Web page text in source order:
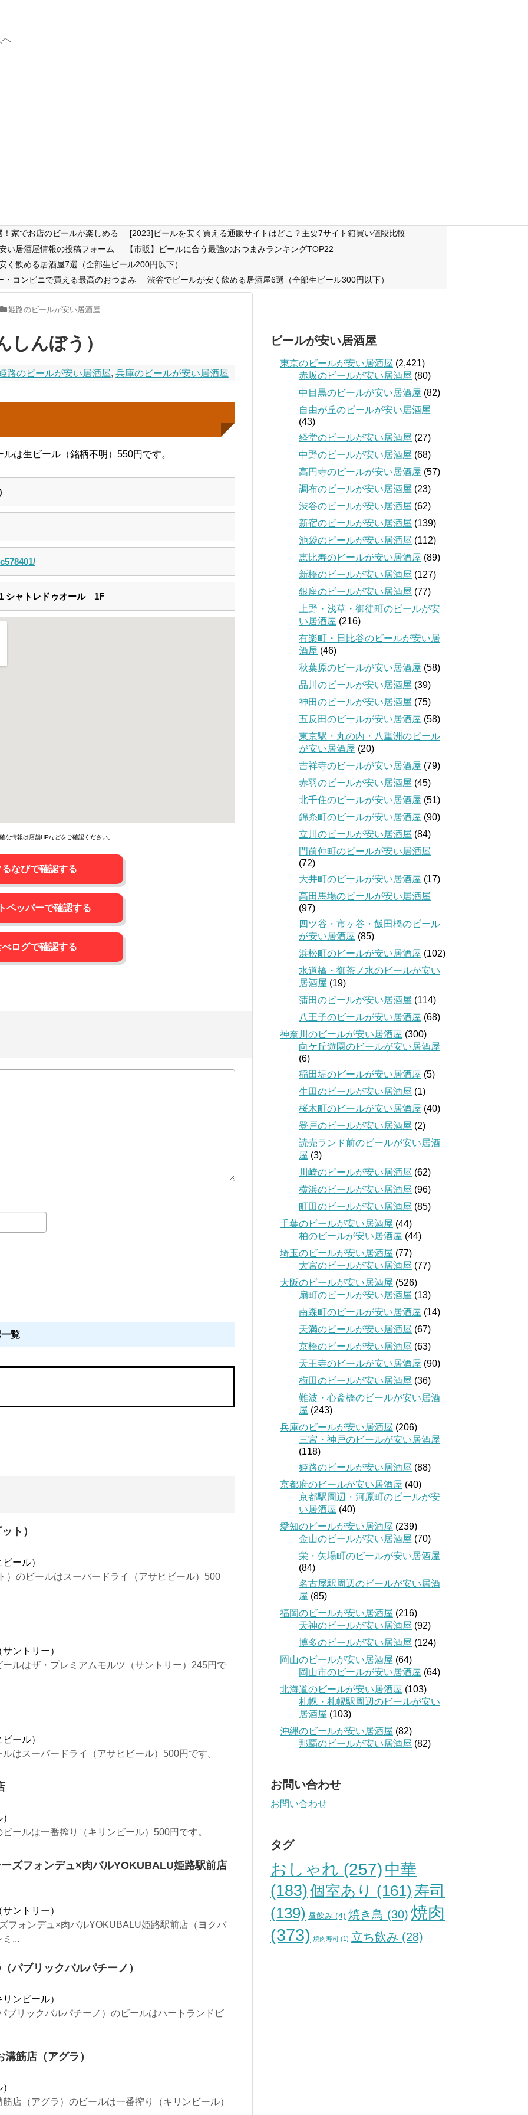
へ
家でお店のビールが楽しめる
[2023]ビールを安く買える通販サイトはどこ？主要7サイト箱買い値段比較
い居酒屋情報の投稿フォーム
【市販】ビールに合う最強のおつまみランキングTOP22
く飲める居酒屋7選（全部生ビール200円以下）
コンビニで買える最高のおつまみ
渋谷でビールが安く飲める居酒屋6選（全部生ビール300円以下）
姫路のビールが安い居酒屋
しんぼう）
路のビールが安い居酒屋, 兵庫のビールが安い居酒屋
は生ビール（銘柄不明）550円です。
シャトレドゥオール 1F
情報は店舗HPなどをご確認ください。
るなびで確認する
ペッパーで確認する
べログで確認する
覧
ト）
ール）
）のビールはスーパードライ（アサヒビール）500
ントリー）
ルはザ・プレミアムモルツ（サントリー）245円で
ール）
はスーパードライ（アサヒビール）500円です。
ールは一番搾り（キリンビール）500円です。
ズフォンデュ×肉バルYOKUBALU姫路駅前店
ントリー）
フォンデュ×肉バルYOKUBALU姫路駅前店（ヨクバ
...
パブリックバルパチーノ）
ンビール）
ブリックバルパチーノ）のビールはハートランドビ
筋店（アグラ）
店（アグラ）のビールは一番搾り（キリンビール）
ビールが安い居酒屋
東京のビールが安い居酒屋 (2,421)
赤坂のビールが安い居酒屋 (80)
中目黒のビールが安い居酒屋 (82)
自由が丘のビールが安い居酒屋
(43)
経堂のビールが安い居酒屋 (27)
中野のビールが安い居酒屋 (68)
高円寺のビールが安い居酒屋 (57)
調布のビールが安い居酒屋 (23)
渋谷のビールが安い居酒屋 (62)
新宿のビールが安い居酒屋 (139)
池袋のビールが安い居酒屋 (112)
恵比寿のビールが安い居酒屋 (89)
新橋のビールが安い居酒屋 (127)
銀座のビールが安い居酒屋 (77)
上野・浅草・御徒町のビールが安
い居酒屋 (216)
有楽町・日比谷のビールが安い居
酒屋 (46)
秋葉原のビールが安い居酒屋 (58)
品川のビールが安い居酒屋 (39)
神田のビールが安い居酒屋 (75)
五反田のビールが安い居酒屋 (58)
東京駅・丸の内・八重洲のビール
が安い居酒屋 (20)
吉祥寺のビールが安い居酒屋 (79)
赤羽のビールが安い居酒屋 (45)
北千住のビールが安い居酒屋 (51)
錦糸町のビールが安い居酒屋 (90)
立川のビールが安い居酒屋 (84)
門前仲町のビールが安い居酒屋
(72)
大井町のビールが安い居酒屋 (17)
高田馬場のビールが安い居酒屋
(97)
四ツ谷・市ヶ谷・飯田橋のビール
が安い居酒屋 (85)
浜松町のビールが安い居酒屋 (102)
水道橋・御茶ノ水のビールが安い
居酒屋 (19)
蒲田のビールが安い居酒屋 (114)
八王子のビールが安い居酒屋 (68)
神奈川のビールが安い居酒屋 (300)
向ケ丘遊園のビールが安い居酒屋
(6)
稲田堤のビールが安い居酒屋 (5)
生田のビールが安い居酒屋 (1)
桜木町のビールが安い居酒屋 (40)
登戸のビールが安い居酒屋 (2)
読売ランド前のビールが安い居酒
屋 (3)
川崎のビールが安い居酒屋 (62)
横浜のビールが安い居酒屋 (96)
町田のビールが安い居酒屋 (85)
千葉のビールが安い居酒屋 (44)
柏のビールが安い居酒屋 (44)
埼玉のビールが安い居酒屋 (77)
大宮のビールが安い居酒屋 (77)
大阪のビールが安い居酒屋 (526)
扇町のビールが安い居酒屋 (13)
南森町のビールが安い居酒屋 (14)
天満のビールが安い居酒屋 (67)
京橋のビールが安い居酒屋 (63)
天王寺のビールが安い居酒屋 (90)
梅田のビールが安い居酒屋 (36)
難波・心斎橋のビールが安い居酒
屋 (243)
兵庫のビールが安い居酒屋 (206)
三宮・神戸のビールが安い居酒屋
(118)
姫路のビールが安い居酒屋 (88)
京都府のビールが安い居酒屋 (40)
京都駅周辺・河原町のビールが安
い居酒屋 (40)
愛知のビールが安い居酒屋 (239)
金山のビールが安い居酒屋 (70)
栄・矢場町のビールが安い居酒屋
(84)
名古屋駅周辺のビールが安い居酒
屋 (85)
福岡のビールが安い居酒屋 (216)
天神のビールが安い居酒屋 (92)
博多のビールが安い居酒屋 (124)
岡山のビールが安い居酒屋 (64)
岡山市のビールが安い居酒屋 (64)
北海道のビールが安い居酒屋 (103)
札幌・札幌駅周辺のビールが安い
居酒屋 (103)
沖縄のビールが安い居酒屋 (82)
那覇のビールが安い居酒屋 (82)
お問い合わせ
お問い合わせ
タグ
おしゃれ (257) 中華
(183)個室あり (161) 寿司
(139) 昼飲み (4) 焼き鳥 (30) 焼肉
(373) 焼肉寿司 (1) 立ち飲み (28)